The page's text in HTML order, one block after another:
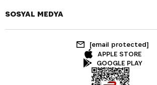
SOSYAL MEDYA
[email protected]
APPLE STORE
GOOGLE PLAY